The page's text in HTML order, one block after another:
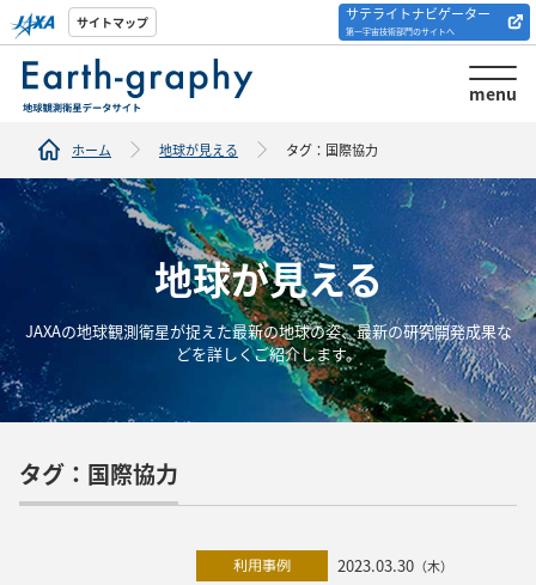
サイトマップ サテライトナビゲーター
第一宇宙技術部門のサイトへ
menu
解析ツール/サイトの
紹介
ホーム 地球が見える タグ：国際協力
地球が見える
JAXAの地球観測衛星が捉えた最新の地球の姿、最新の研究開発成果な
どを詳しくご紹介します。
タグ：国際協力
利用事例 2023.03.30 （木）